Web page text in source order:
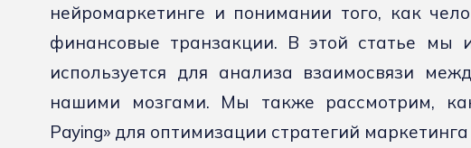
нейромаркетинге и понимании того, как
финансовые транзакции. В этой статье мы
используется для анализа взаимосвязи
нашими мозгами. Мы также рассмотрим,
Paying» для оптимизации стратегий